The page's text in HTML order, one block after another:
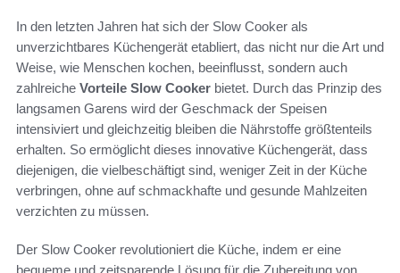
In den letzten Jahren hat sich der Slow Cooker als
unverzichtbares Küchengerät etabliert, das nicht nur die Art und
Weise, wie Menschen kochen, beeinflusst, sondern auch
zahlreiche Vorteile Slow Cooker bietet. Durch das Prinzip des
langsamen Garens wird der Geschmack der Speisen
intensiviert und gleichzeitig bleiben die Nährstoffe größtenteils
erhalten. So ermöglicht dieses innovative Küchengerät, dass
diejenigen, die vielbeschäftigt sind, weniger Zeit in der Küche
verbringen, ohne auf schmackhafte und gesunde Mahlzeiten
verzichten zu müssen.
Der Slow Cooker revolutioniert die Küche, indem er eine